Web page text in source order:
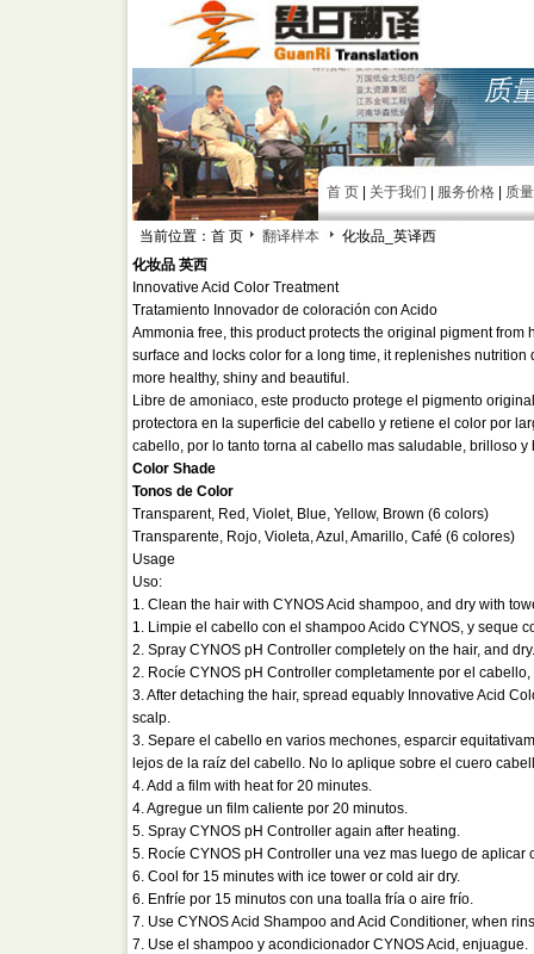
首 页 关于我们 服务价格 质
当前位置：首 页 翻译样本
化妆品_英译西
化妆品 英西
Innovative Acid Color Treatment
Tratamiento Innovador de coloración con Acido
Ammonia free, this product protects the original pigment
surface and locks color for a long time, it replenishes
more healthy, shiny and beautiful.
Libre de amoniaco, este producto protege el pigmento
protectora en la superficie del cabello y retiene el color por
cabello, por lo tanto torna al cabello mas saludable, brilloso y
Color Shade
Tonos de Color
Transparent, Red, Violet, Blue, Yellow, Brown (6 colors)
Transparente, Rojo, Violeta, Azul, Amarillo, Café (6 colores)
Usage
Uso:
1. Clean the hair with CYNOS Acid shampoo, and dry with
1. Limpie el cabello con el shampoo Acido CYNOS, y seque
2. Spray CYNOS pH Controller completely on the hair, and dry.
2. Rocíe CYNOS pH Controller completamente por el cabello,
3. After detaching the hair, spread equably Innovative Acid
scalp.
3. Separe el cabello en varios mechones, esparcir
lejos de la raíz del cabello. No lo aplique sobre el cuero
4. Add a film with heat for 20 minutes.
4. Agregue un film caliente por 20 minutos.
5. Spray CYNOS pH Controller again after heating.
5. Rocíe CYNOS pH Controller una vez mas luego de aplicar
6. Cool for 15 minutes with ice tower or cold air dry.
6. Enfríe por 15 minutos con una toalla fría o aire frío.
7. Use CYNOS Acid Shampoo and Acid Conditioner, when
7. Use el shampoo y acondicionador CYNOS Acid, enjuague.